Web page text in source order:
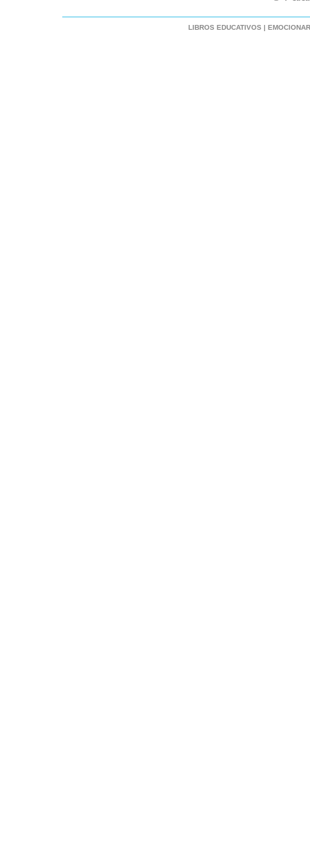
LIBROS EDUCATIVOS |